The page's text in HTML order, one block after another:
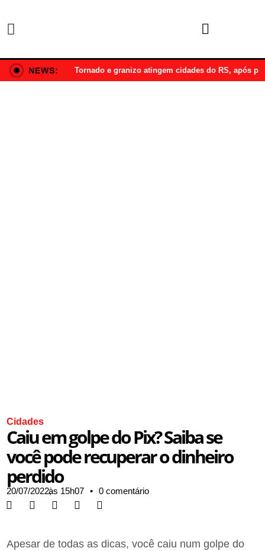
NEWS: Tornado e granizo atingem cidades do RS, após
Cidades
Caiu em golpe do Pix? Saiba se
você pode recuperar o dinheiro
perdido
20/07/2022,às 15h07 • 0 comentário
Apesar de todas as dicas, você caiu num golpe do